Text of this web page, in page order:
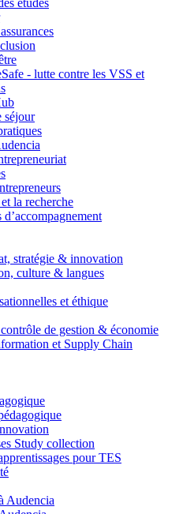
études
- lutte contre les VSS et
séjour
la recherche
stratégie & innovation
culture & langues
et éthique
de gestion & économie
et Supply Chain
Study collection
pour TES
Audencia